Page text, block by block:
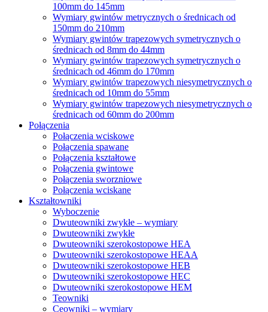
100mm do 145mm
Wymiary gwintów metrycznych o średnicach od
150mm do 210mm
Wymiary gwintów trapezowych symetrycznych o
średnicach od 8mm do 44mm
Wymiary gwintów trapezowych symetrycznych o
średnicach od 46mm do 170mm
Wymiary gwintów trapezowych niesymetrycznych o
średnicach od 10mm do 55mm
Wymiary gwintów trapezowych niesymetrycznych o
średnicach od 60mm do 200mm
Połączenia
Połączenia wciskowe
Połączenia spawane
Połączenia kształtowe
Połączenia gwintowe
Połączenia sworzniowe
Połączenia wciskane
Kształtowniki
Wyboczenie
Dwuteowniki zwykłe – wymiary
Dwuteowniki zwykłe
Dwuteowniki szerokostopowe HEA
Dwuteowniki szerokostopowe HEAA
Dwuteowniki szerokostopowe HEB
Dwuteowniki szerokostopowe HEC
Dwuteowniki szerokostopowe HEM
Teowniki
Ceowniki – wymiary